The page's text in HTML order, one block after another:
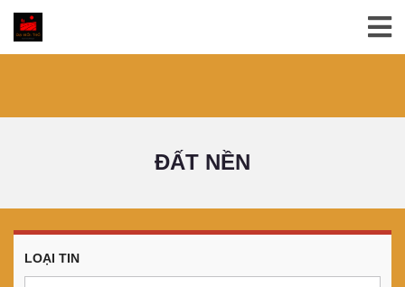
ĐẤT NỀN
LOẠI TIN